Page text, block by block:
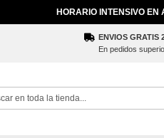
HORARIO INTENSIVO EN
ENVIOS GRATIS
En pedidos